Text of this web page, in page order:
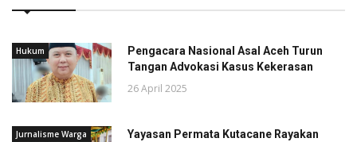
Hukum
Pengacara Nasional Asal Aceh Turun
Tangan Advokasi Kasus Kekerasan
26 April 2025
Jurnalisme Warga
Yayasan Permata Kutacane Rayakan